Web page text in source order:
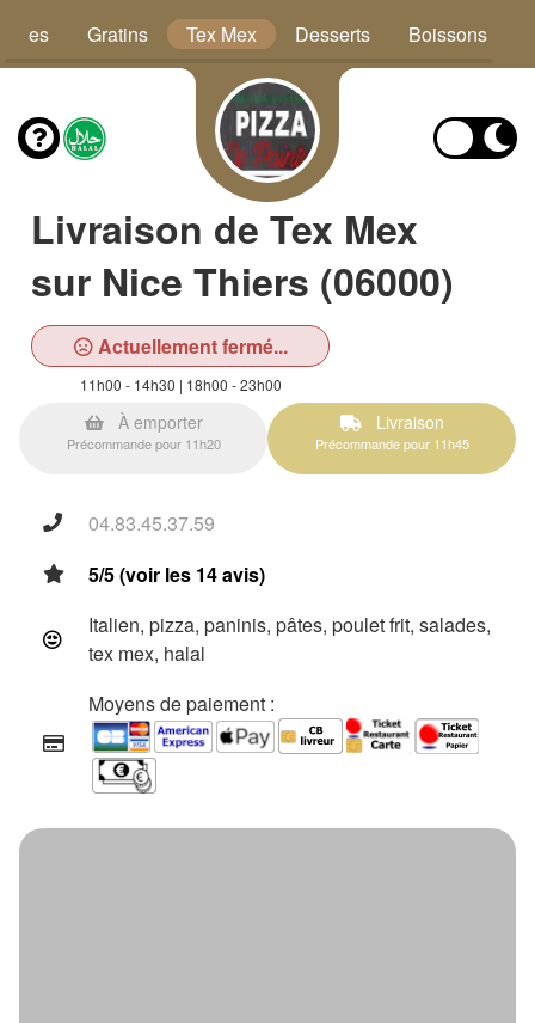
Pâtes Gratins Tex Mex Desserts Boissons
Livraison de Tex Mex
sur Nice Thiers (06000)
Actuellement fermé...
11h00 - 14h30 | 18h00 - 23h00
À emporter
Précommande pour 11h20
Livraison
Précommande pour 11h45
04.83.45.37.59
5/5 (voir les 14 avis)
Italien, pizza, paninis, pâtes, poulet frit, salades,
tex mex, halal
Moyens de paiement :